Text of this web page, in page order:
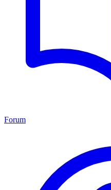
Forum